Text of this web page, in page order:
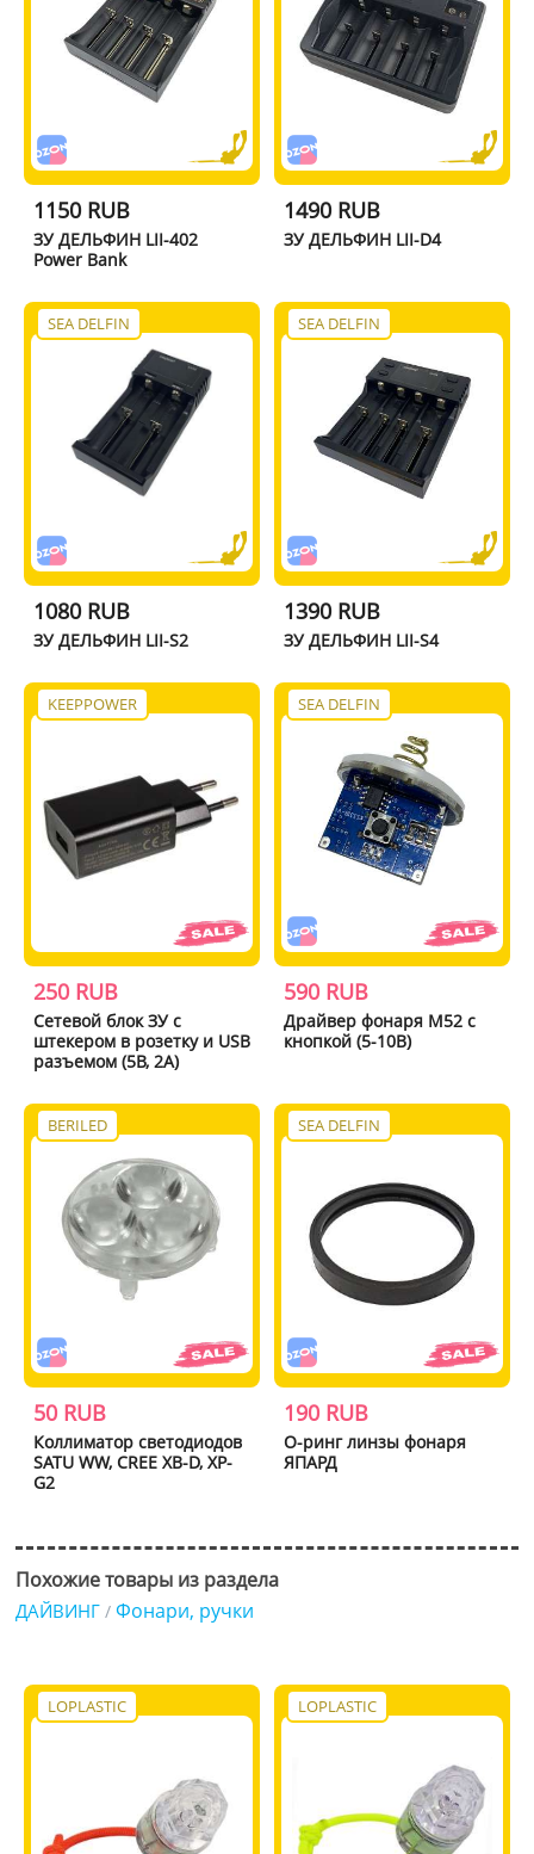
1150 RUB
ЗУ ДЕЛЬФИН LII-402
Power Bank
1490 RUB
ЗУ ДЕЛЬФИН LII-D4
SEA DELFIN
1080 RUB
ЗУ ДЕЛЬФИН LII-S2
SEA DELFIN
1390 RUB
ЗУ ДЕЛЬФИН LII-S4
KEEPPOWER
250 RUB
Сетевой блок ЗУ с
штекером в розетку и USB
разъемом (5В, 2А)
SEA DELFIN
590 RUB
Драйвер фонаря М52 с
кнопкой (5-10В)
BERILED
50 RUB
Коллиматор светодиодов
SATU WW, CREE XB-D, XP-
G2
SEA DELFIN
190 RUB
О-ринг линзы фонаря
ЯПАРД
Похожие товары из раздела
ДАЙВИНГ / Фонари, ручки
LOPLASTIC LOPLASTIC